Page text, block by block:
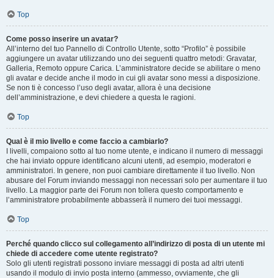
Top
Come posso inserire un avatar?
All’interno del tuo Pannello di Controllo Utente, sotto “Profilo” è possibile
aggiungere un avatar utilizzando uno dei seguenti quattro metodi: Gravatar,
Galleria, Remoto oppure Carica. L’amministratore decide se abilitare o meno
gli avatar e decide anche il modo in cui gli avatar sono messi a disposizione.
Se non ti è concesso l’uso degli avatar, allora è una decisione
dell’amministrazione, e devi chiedere a questa le ragioni.
Top
Qual è il mio livello e come faccio a cambiarlo?
I livelli, compaiono sotto al tuo nome utente, e indicano il numero di messaggi
che hai inviato oppure identificano alcuni utenti, ad esempio, moderatori e
amministratori. In genere, non puoi cambiare direttamente il tuo livello. Non
abusare del Forum inviando messaggi non necessari solo per aumentare il tuo
livello. La maggior parte dei Forum non tollera questo comportamento e
l’amministratore probabilmente abbasserà il numero dei tuoi messaggi.
Top
Perché quando clicco sul collegamento all’indirizzo di posta di un utente mi
chiede di accedere come utente registrato?
Solo gli utenti registrati possono inviare messaggi di posta ad altri utenti
usando il modulo di invio posta interno (ammesso, ovviamente, che gli